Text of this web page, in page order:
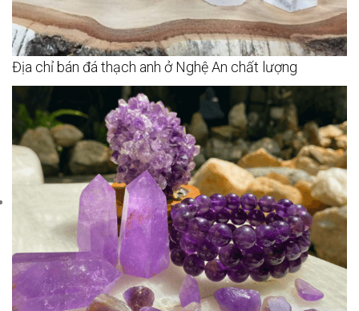
Địa chỉ bán đá thạch anh ở Nghệ An chất lượng